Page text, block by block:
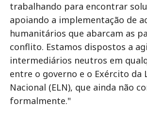
trabalhando para encontrar
apoiando a implementação de
humanitários que abarcam as
conflito. Estamos dispostos a
intermediários neutros em
entre o governo e o Exército da
Nacional (ELN), que ainda não
formalmente."